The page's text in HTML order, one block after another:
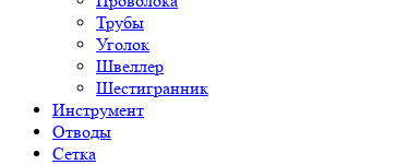
Трубы
Уголок
Швеллер
Шестигранник
Инструмент
Отводы
Сетка